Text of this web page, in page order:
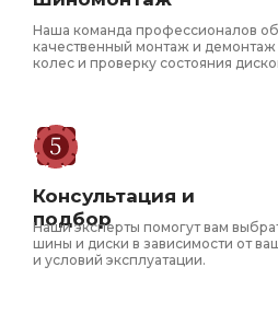
Наша команда профессионалов
качественный монтаж и
колес и проверку состояния
Консультация и
подбор
Наши эксперты помогут вам
шины и диски в зависимости от
и условий эксплуатации.